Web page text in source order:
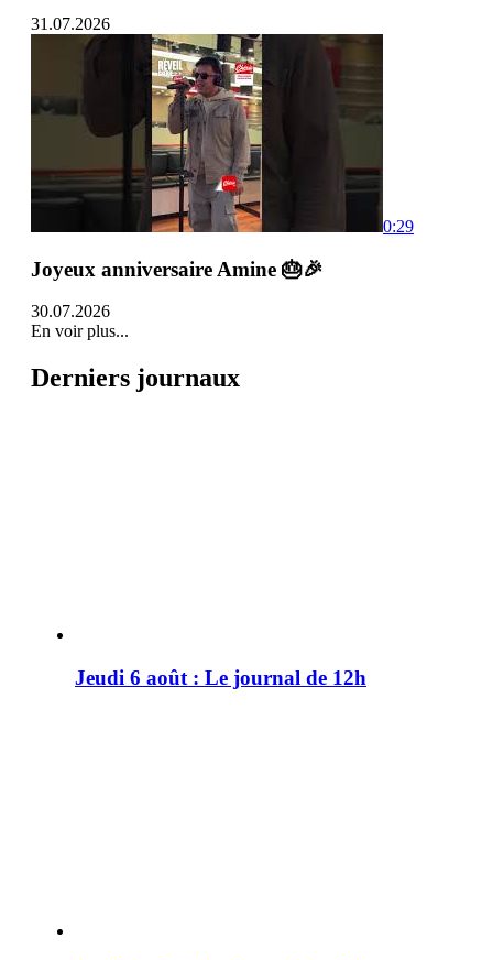
31.07.2026
0:29
Joyeux anniversaire Amine 🎂🎉
30.07.2026
En voir plus...
Derniers journaux
Jeudi 6 août : Le journal de 12h